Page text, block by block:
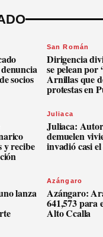
socios
San Román
Dirigencia
se pelean
Arnillas que
protestas en
y recibe
Juliaca
Juliaca:
demuelen
invadió casi
lanza
Azángaro
Azángaro:
641,573 para
Alto Ccalla